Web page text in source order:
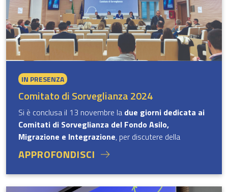
IN PRESENZA
Comitato di Sorveglianza 2024
Si è conclusa il 13 novembre la due giorni dedicata ai
Comitati di Sorveglianza del Fondo Asilo,
Migrazione e Integrazione, per discutere della
chiusura della programmazione 2014-2020 e delle
prospettive per il periodo 2021-2027, coinvolgendo
esponenti della Commissione Europea, amministrazioni
centrali, organizzazioni internazionali ed altri enti.
APPROFONDISCI